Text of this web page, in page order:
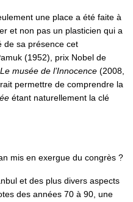
une place a été faite à
et non pas un plasticien qui a
de sa présence cet
(1952), prix Nobel de
Le musée de l’Innocence (2008,
permettre de comprendre la
étant naturellement la clé
mis en exergue du congrès ?
et des plus divers aspects
des années 70 à 90, une